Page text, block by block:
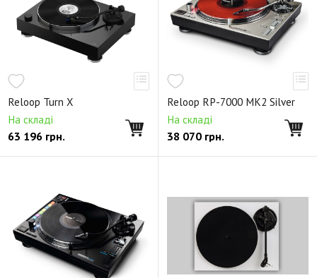
Reloop Turn X
На складі
63 196 грн.
Reloop RP-7000 MK2 Silver
На складі
38 070 грн.